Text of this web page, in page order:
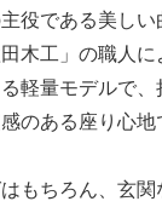
役である美し
木工」の職人
軽量モデルで
のある座り心地
もちろん、玄